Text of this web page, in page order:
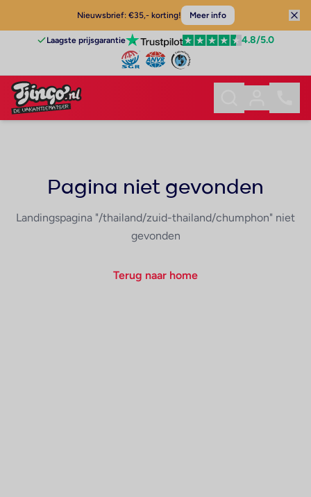
Nieuwsbrief: €35,- korting! Meer info
Laagste prijsgarantie 4.8/5.0
Pagina niet gevonden
Landingspagina "/thailand/zuid-thailand/chumphon" niet
gevonden
Terug naar home